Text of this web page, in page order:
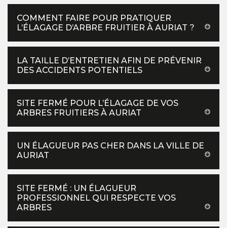
COMMENT FAIRE POUR PRATIQUER
L’ÉLAGAGE D’ARBRE FRUITIER À AURIAT ?
LA TAILLE D’ENTRETIEN AFIN DE PRÉVENIR
DES ACCIDENTS POTENTIELS
SITE FERMÉ POUR L’ÉLAGAGE DE VOS
ARBRES FRUITIERS À AURIAT
UN ÉLAGUEUR PAS CHER DANS LA VILLE DE
AURIAT
SITE FERMÉ : UN ÉLAGUEUR
PROFESSIONNEL QUI RESPECTE VOS
ARBRES